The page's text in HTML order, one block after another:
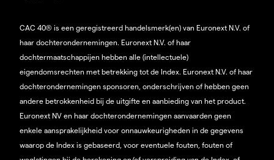
CAC 40® is een geregistreerd handelsmerk(en) van Euronext N.V. of
haar dochterondernemingen. Euronext N.V. of haar
dochtermaatschappijen hebben alle (intellectuele)
eigendomsrechten met betrekking tot de Index. Euronext N.V. of haar
dochterondernemingen sponsoren, onderschrijven of hebben geen
andere betrokkenheid bij de uitgifte en aanbieding van het product.
Euronext NV en haar dochterondernemingen aanvaarden geen
enkele aansprakelijkheid voor onnauwkeurigheden in de gegevens
waarop de Index is gebaseerd, voor eventuele fouten, fouten of